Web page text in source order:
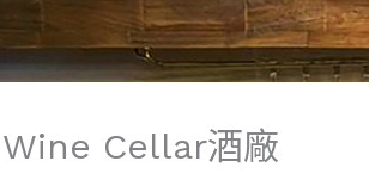
Cellar酒廠